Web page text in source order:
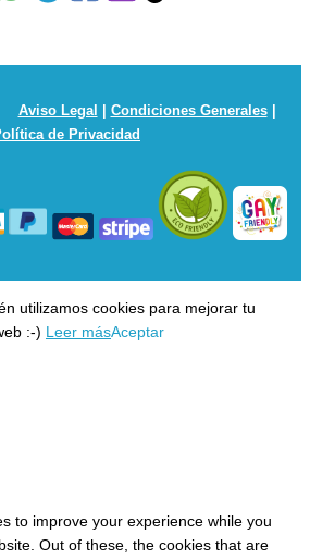
Aviso Legal Condiciones Generales|
de Privacidad
utilizamos cookies para mejorar tu
:-)
Leer másAceptar
to improve your experience while you
Out of these, the cookies that are